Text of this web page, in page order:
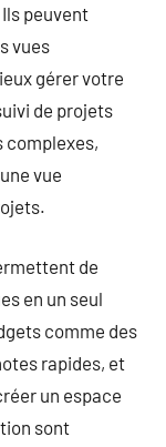
peuvent
vues
gérer votre
de projets
complexes,
vue
de
en un seul
comme des
rapides, et
un espace
sont